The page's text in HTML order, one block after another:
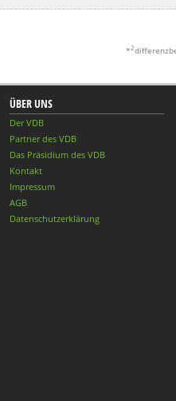
*2
ÜBER UNS
Der VDB
Partner des VDB
Das Präsidium des VDB
Kontakt
Impressum
AGB
Datenschutzerklärung